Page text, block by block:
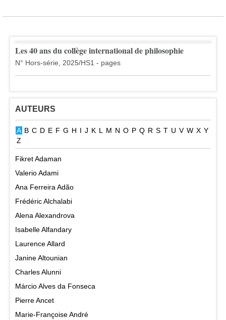
Les 40 ans du collège international de philosophie
N° Hors-série, 2025/HS1 - pages
AUTEURS
A B C D E F G H I J K L M N O P Q R S T U V W X Y
Z
Fikret Adaman
Valerio Adami
Ana Ferreira Adão
Frédéric Alchalabi
Alena Alexandrova
Isabelle Alfandary
Laurence Allard
Janine Altounian
Charles Alunni
Márcio Alves da Fonseca
Pierre Ancet
Marie-Françoise André